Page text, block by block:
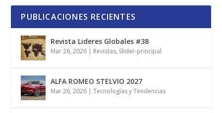
PUBLICACIONES RECIENTES
Revista Lideres Globales #38
Mar 26, 2026 | Revistas, Slider-principal
ALFA ROMEO STELVIO 2027
Mar 26, 2026 |Tecnologías y Tendencias